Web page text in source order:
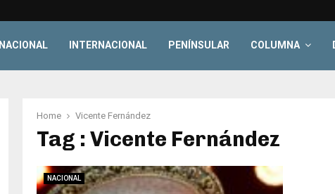
NACIONAL INTERNACIONAL PENÍNSULAR COLUMNA
Home Vicente Fernández
Tag : Vicente Fernández
NACIONAL